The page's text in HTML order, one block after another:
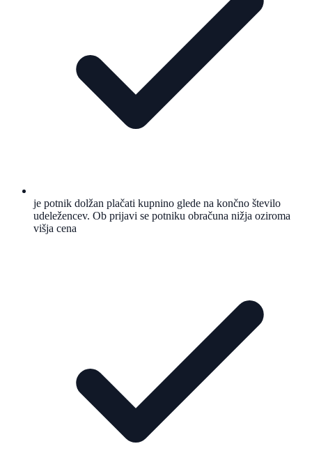
je potnik dolžan plačati kupnino glede na končno število
udeležencev. Ob prijavi se potniku obračuna nižja oziroma
višja cena